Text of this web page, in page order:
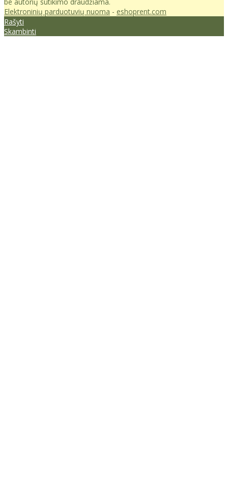
Elektroninių parduotuvių nuoma - eshoprent.com
Rašyti
Skambinti